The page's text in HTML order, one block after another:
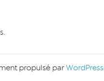
propulsé parWordPress